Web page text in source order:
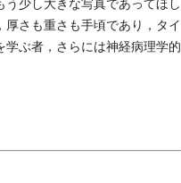
少し大きな写真であってほし
さも重さも手頃であり，タイ
学ぶ者，さらには神経病理学的